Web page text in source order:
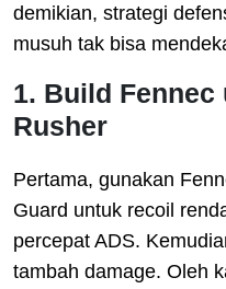
demikian, strategi
musuh tak bisa
1. Build
Rusher
Pertama, gunakan
Guard untuk recoil
percepat ADS.
tambah damage. Oleh